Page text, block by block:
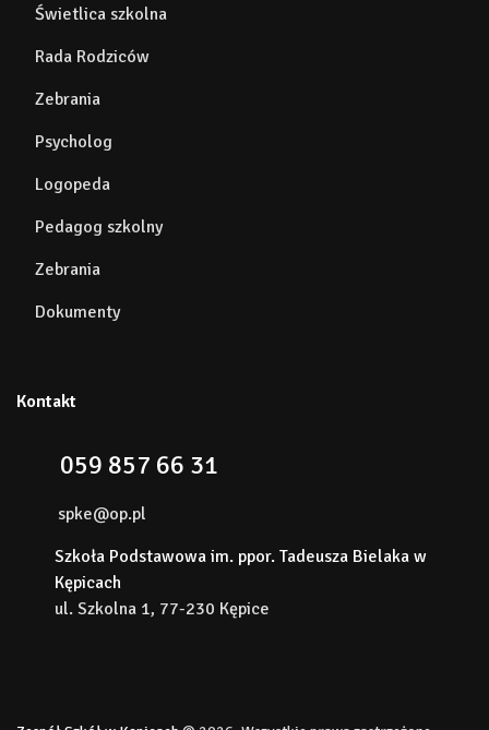
Świetlica szkolna
Rada Rodziców
Zebrania
Psycholog
Logopeda
Pedagog szkolny
Zebrania
Dokumenty
Kontakt
059 857 66 31
spke@op.pl
Szkoła Podstawowa im. ppor. Tadeusza Bielaka w
Kępicach
ul. Szkolna 1, 77-230 Kępice